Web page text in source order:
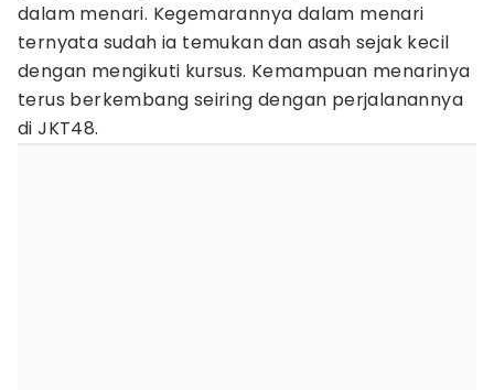
dalam menari. Kegemarannya dalam menari
ternyata sudah ia temukan dan asah sejak kecil
dengan mengikuti kursus. Kemampuan menarinya
terus berkembang seiring dengan perjalanannya
di JKT48.